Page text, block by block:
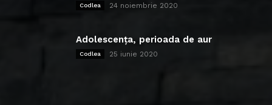
Codlea 24 noiembrie 2020
Adolescența, perioada de aur
Codlea 25 iunie 2020